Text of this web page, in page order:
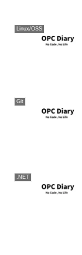
Linux/OSS
Git
.NET